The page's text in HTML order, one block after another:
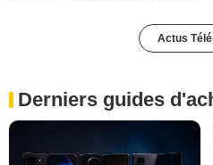
Actus
Derniers guides